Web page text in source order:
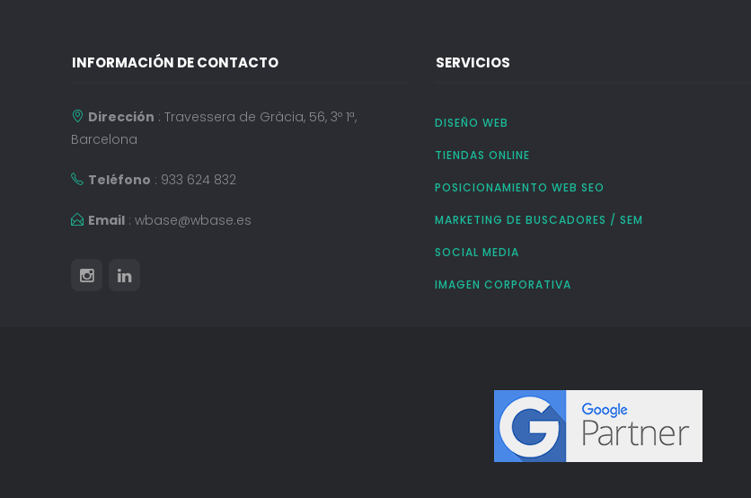
INFORMACIÓN DE CONTACTO
Dirección : Travessera de Gràcia, 56, 3º 1ª,
Barcelona
Teléfono : 933 624 832
Email : wbase@wbase.es
SERVICIOS
DISEÑO WEB
TIENDAS ONLINE
POSICIONAMIENTO WEB SEO
MARKETING DE BUSCADORES / SEM
SOCIAL MEDIA
IMAGEN CORPORATIVA